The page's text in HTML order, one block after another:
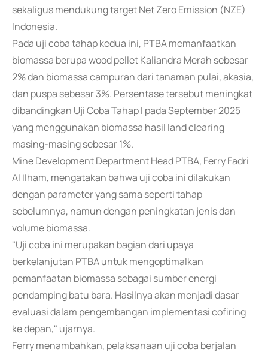
sekaligus mendukung target Net Zero Emission (NZE)
Indonesia.
Pada uji coba tahap kedua ini, PTBA memanfaatkan
biomassa berupa wood pellet Kaliandra Merah sebesar
2% dan biomassa campuran dari tanaman pulai, akasia,
dan puspa sebesar 3%. Persentase tersebut meningkat
dibandingkan Uji Coba Tahap I pada September 2025
yang menggunakan biomassa hasil land clearing
masing-masing sebesar 1%.
Mine Development Department Head PTBA, Ferry Fadri
Al Ilham, mengatakan bahwa uji coba ini dilakukan
dengan parameter yang sama seperti tahap
sebelumnya, namun dengan peningkatan jenis dan
volume biomassa.
"Uji coba ini merupakan bagian dari upaya
berkelanjutan PTBA untuk mengoptimalkan
pemanfaatan biomassa sebagai sumber energi
pendamping batu bara. Hasilnya akan menjadi dasar
evaluasi dalam pengembangan implementasi cofiring
ke depan," ujarnya.
Ferry menambahkan, pelaksanaan uji coba berjalan